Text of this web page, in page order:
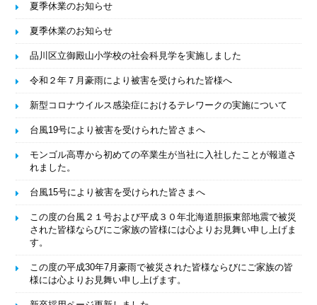
夏季休業のお知らせ
夏季休業のお知らせ
品川区立御殿山小学校の社会科見学を実施しました
令和２年７月豪雨により被害を受けられた皆様へ
新型コロナウイルス感染症におけるテレワークの実施について
台風19号により被害を受けられた皆さまへ
モンゴル高専から初めての卒業生が当社に入社したことが報道さ
れました。
台風15号により被害を受けられた皆さまへ
この度の台風２１号および平成３０年北海道胆振東部地震で被災
された皆様ならびにご家族の皆様には心よりお見舞い申し上げま
す。
この度の平成30年7月豪雨で被災された皆様ならびにご家族の皆
様には心よりお見舞い申し上げます。